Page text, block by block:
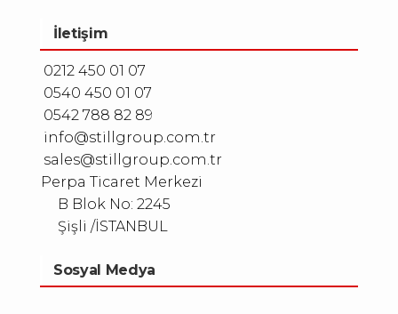
İletişim
0212 450 01 07
0540 450 01 07
0542 788 82 89
info@stillgroup.com.tr
sales@stillgroup.com.tr
Perpa Ticaret Merkezi
B Blok No: 2245
Şişli /İSTANBUL
Sosyal Medya